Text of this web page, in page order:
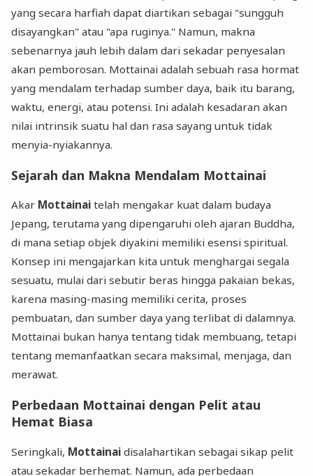
yang secara harfiah dapat diartikan sebagai "sungguh
disayangkan" atau "apa ruginya." Namun, makna
sebenarnya jauh lebih dalam dari sekadar penyesalan
akan pemborosan. Mottainai adalah sebuah rasa hormat
yang mendalam terhadap sumber daya, baik itu barang,
waktu, energi, atau potensi. Ini adalah kesadaran akan
nilai intrinsik suatu hal dan rasa sayang untuk tidak
menyia-nyiakannya.
Sejarah dan Makna Mendalam Mottainai
Akar Mottainai telah mengakar kuat dalam budaya
Jepang, terutama yang dipengaruhi oleh ajaran Buddha,
di mana setiap objek diyakini memiliki esensi spiritual.
Konsep ini mengajarkan kita untuk menghargai segala
sesuatu, mulai dari sebutir beras hingga pakaian bekas,
karena masing-masing memiliki cerita, proses
pembuatan, dan sumber daya yang terlibat di dalamnya.
Mottainai bukan hanya tentang tidak membuang, tetapi
tentang memanfaatkan secara maksimal, menjaga, dan
merawat.
Perbedaan Mottainai dengan Pelit atau
Hemat Biasa
Seringkali, Mottainai disalahartikan sebagai sikap pelit
atau sekadar berhemat. Namun, ada perbedaan